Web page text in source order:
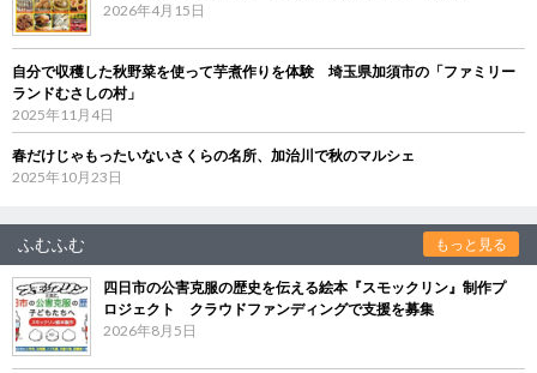
2026年4月15日
自分で収穫した秋野菜を使って芋煮作りを体験 埼玉県加須市の「ファミリー
ランドむさしの村」
2025年11月4日
春だけじゃもったいないさくらの名所、加治川で秋のマルシェ
2025年10月23日
ふむふむ もっと見る
四日市の公害克服の歴史を伝える絵本『スモックリン』制作プ
ロジェクト クラウドファンディングで支援を募集
2026年8月5日